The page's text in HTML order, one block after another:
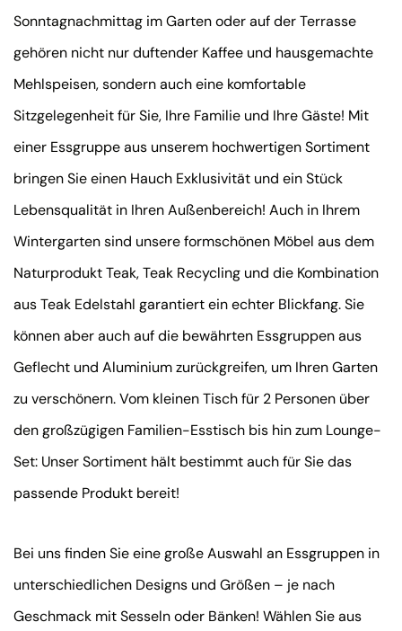
Sonntagnachmittag im Garten oder auf der Terrasse
gehören nicht nur duftender Kaffee und hausgemachte
Mehlspeisen, sondern auch eine komfortable
Sitzgelegenheit für Sie, Ihre Familie und Ihre Gäste! Mit
einer Essgruppe aus unserem hochwertigen Sortiment
bringen Sie einen Hauch Exklusivität und ein Stück
Lebensqualität in Ihren Außenbereich! Auch in Ihrem
Wintergarten sind unsere formschönen Möbel aus dem
Naturprodukt Teak, Teak Recycling und die Kombination
aus Teak Edelstahl garantiert ein echter Blickfang. Sie
können aber auch auf die bewährten Essgruppen aus
Geflecht und Aluminium zurückgreifen, um Ihren Garten
zu verschönern. Vom kleinen Tisch für 2 Personen über
den großzügigen Familien-Esstisch bis hin zum Lounge-
Set: Unser Sortiment hält bestimmt auch für Sie das
passende Produkt bereit!
Bei uns finden Sie eine große Auswahl an Essgruppen in
unterschiedlichen Designs und Größen – je nach
Geschmack mit Sesseln oder Bänken! Wählen Sie aus